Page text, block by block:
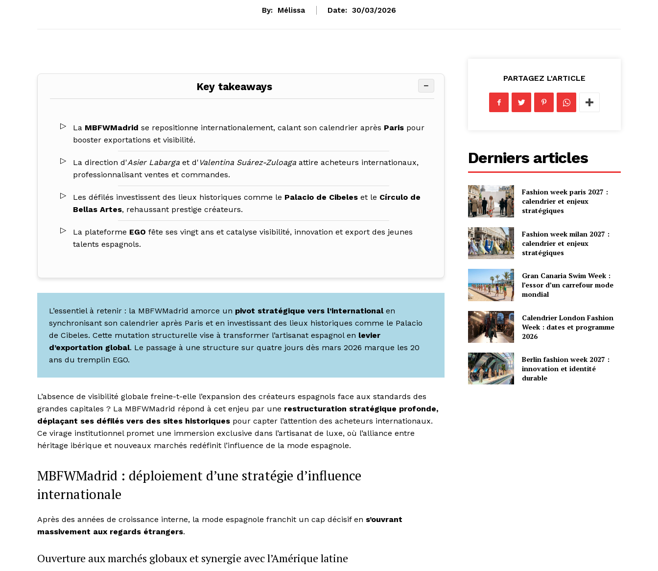
By: Mélissa Date: 30/03/2026
Key takeaways −
La MBFWMadrid se repositionne internationalement, calant son calendrier après Parispour
booster exportations et visibilité.
La direction d'Asier Labargaet d' Valentina Suárez-Zuloagaattire acheteurs internationaux,
professionnalisant ventes et commandes.
Les défilés investissent des lieux historiques comme le Palacio de Cibeleset le Círculo de
Bellas Artes, rehaussant prestige créateurs.
La plateforme EGO fête ses vingt ans et catalyse visibilité, innovation et export des jeunes
talents espagnols.
L’essentiel à retenir : la MBFWMadrid amorce un pivot stratégique vers l’internationalen
synchronisant son calendrier après Paris et en investissant des lieux historiques comme le Palacio
de Cibeles. Cette mutation structurelle vise à transformer l’artisanat espagnol en levier
d’exportation global. Le passage à une structure sur quatre jours dès mars 2026 marque les 20
ans du tremplin EGO.
L’absence de visibilité globale freine-t-elle l’expansion des créateurs espagnols face aux standards des
grandes capitales ? La MBFWMadrid répond à cet enjeu par une restructuration stratégique profonde,
déplaçant ses défilés vers des sites historiques pour capter l’attention des acheteurs internationaux.
Ce virage institutionnel promet une immersion exclusive dans l’artisanat de luxe, où l’alliance entre
héritage ibérique et nouveaux marchés redéfinit l’influence de la mode espagnole.
MBFWMadrid : déploiement d’une stratégie d’influence
internationale
Après des années de croissance interne, la mode espagnole franchit un cap décisif en s’ouvrant
massivement aux regards étrangers.
Ouverture aux marchés globaux et synergie avec l’Amérique latine
PARTAGEZ L'ARTICLE
Derniers articles
Fashion week paris 2027 :
calendrier et enjeux
stratégiques
Fashion week milan 2027 :
calendrier et enjeux
stratégiques
Gran Canaria Swim Week :
l’essor d’un carrefour mode
mondial
Calendrier London Fashion
Week : dates et programme
2026
Berlin fashion week 2027 :
innovation et identité
durable